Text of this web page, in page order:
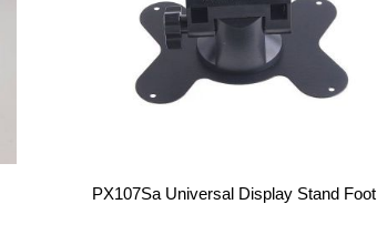
PX107Sa Universal Display Stand Foot